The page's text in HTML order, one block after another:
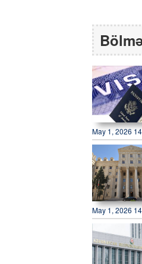
May 1, 2026
May 1, 2026